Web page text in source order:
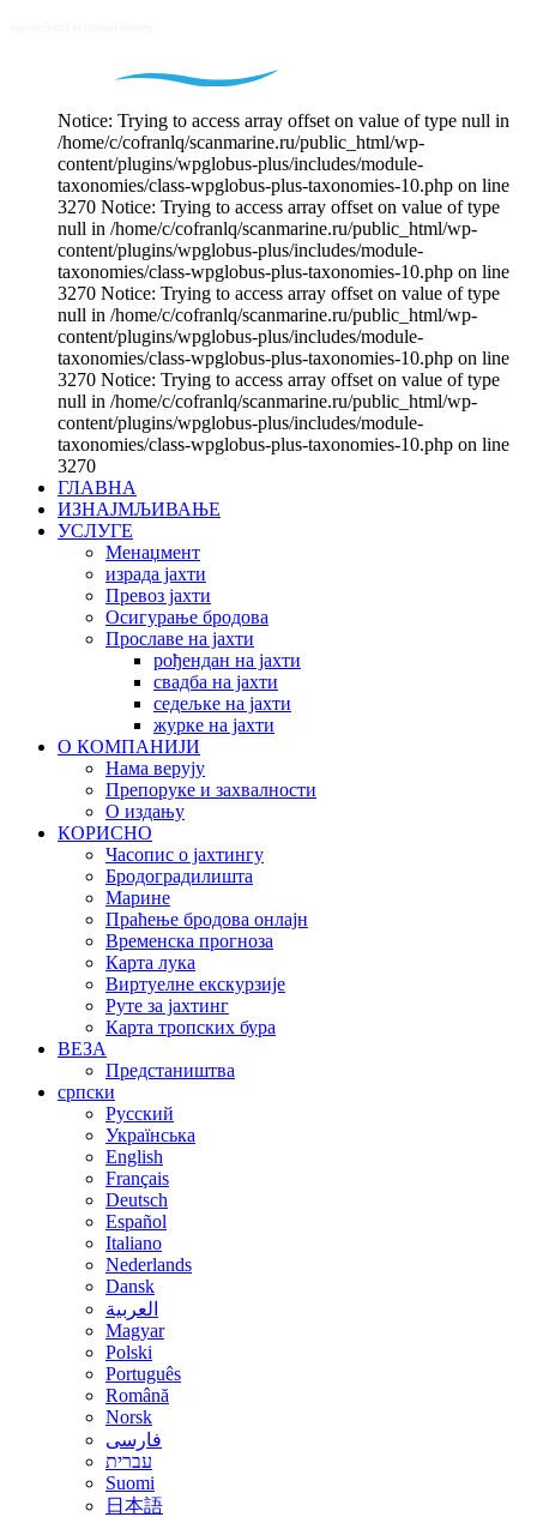
Notice: Trying to access array offset on value of type null in
/home/c/cofranlq/scanmarine.ru/public_html/wp-
content/plugins/wpglobus-plus/includes/module-
taxonomies/class-wpglobus-plus-taxonomies-10.php on line
3270 Notice: Trying to access array offset on value of type
null in /home/c/cofranlq/scanmarine.ru/public_html/wp-
content/plugins/wpglobus-plus/includes/module-
taxonomies/class-wpglobus-plus-taxonomies-10.php on line
3270 Notice: Trying to access array offset on value of type
null in /home/c/cofranlq/scanmarine.ru/public_html/wp-
content/plugins/wpglobus-plus/includes/module-
taxonomies/class-wpglobus-plus-taxonomies-10.php on line
3270 Notice: Trying to access array offset on value of type
null in /home/c/cofranlq/scanmarine.ru/public_html/wp-
content/plugins/wpglobus-plus/includes/module-
taxonomies/class-wpglobus-plus-taxonomies-10.php on line
3270
ГЛАВНА
ИЗНАЈМЉИВАЊЕ
УСЛУГЕ
Менаџмент
израда јахти
Превоз јахти
Осигурање бродова
Прославе на јахти
рођендан на јахти
свадба на јахти
седељке на јахти
журке на јахти
О КОМПАНИЈИ
Нама верују
Препоруке и захвалности
О издању
КОРИСНО
Часопис о јахтингу
Бродоградилишта
Марине
Праћење бродова онлајн
Временска прогноза
Карта лука
Виртуелне екскурзије
Руте за јахтинг
Карта тропских бура
ВЕЗА
Предстаништва
српски
Русский
Українська
English
Français
Deutsch
Español
Italiano
Nederlands
Dansk
العربية
Magyar
Polski
Português
Română
Norsk
فارسی
עברית
Suomi
日本語